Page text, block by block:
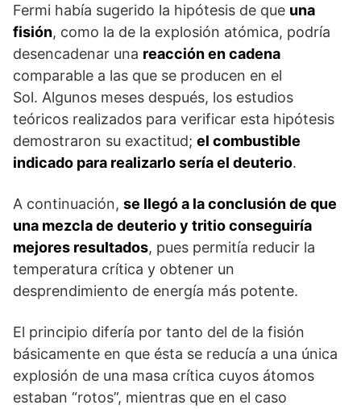
Fermi había sugerido la hipótesis de que una
fisión, como la de la explosión atómica, podría
desencadenar una reacción en cadena
comparable a las que se producen en el
Sol. Algu­nos meses después, los estudios
teóricos realizados para verificar esta hipótesis
demostraron su exactitud; el combustible
indicado para realizarlo sería el deuterio.
A continuación, se llegó a la conclusión de que
una mezcla de deuterio y tritio conseguiría
mejores resultados, pues permitía reducir la
temperatura crítica y obtener un
desprendimiento de energía más potente.
El principio difería por tanto del de la fisión
básicamente en que ésta se reducía a una única
explosión de una masa crítica cuyos átomos
estaban “rotos”, mientras que en el caso